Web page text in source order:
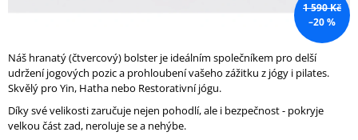
1 590 Kč
–20 %
Náš hranatý (čtvercový) bolster je ideálním společníkem pro delší
udržení jogových pozic a prohloubení vašeho zážitku z jógy i pilates.
Skvělý pro Yin, Hatha nebo Restorativní jógu.
Díky své velikosti zaručuje nejen pohodlí, ale i bezpečnost - pokryje
velkou část zad, neroluje se a nehýbe.
D
O